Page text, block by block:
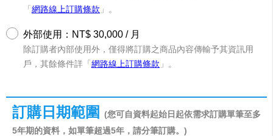
「 網路線上訂購條款 」。
外部使用：NT$ 30,000 / 月
除訂購者內部使用外，僅得將訂購之商品內容傳輸予其資訊用
戶，其餘條件詳「 網路線上訂購條款 」。
訂購日期範圍
(您可自資料起始日起依需求訂購單筆至多
5年期的資料，如單筆超過5年，請分筆訂購。)